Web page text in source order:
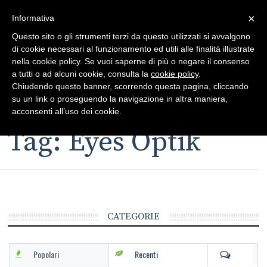
Toggle
Toggle
navigation
Tag: Eyes Optik
CATEGORIE
Popolari Recenti
×
Informativa
Questo sito o gli strumenti terzi da questo utilizzati si avvalgono
di cookie necessari al funzionamento ed utili alle finalità illustrate
nella cookie policy. Se vuoi saperne di più o negare il consenso
a tutti o ad alcuni cookie, consulta la cookie policy.
Chiudendo questo banner, scorrendo questa pagina, cliccando
su un link o proseguendo la navigazione in altra maniera,
acconsenti all’uso dei cookie.